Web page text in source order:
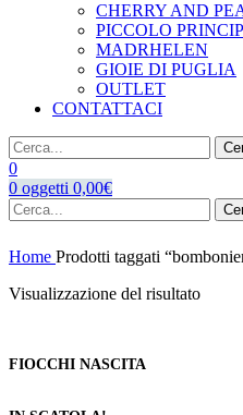
CHERRY AND
PICCOLO
MADRHELEN
GIOIE DI PUGLIA
OUTLET
CONTATTACI
0
0 oggetti 0,00€
Home Prodotti taggati
Visualizzazione del risultato
FIOCCHI NASCITA